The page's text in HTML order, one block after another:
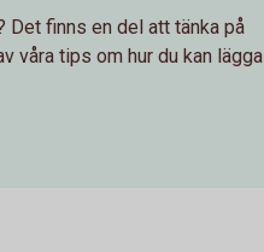
Det finns en del att tänka på
våra tips om hur du kan lägga